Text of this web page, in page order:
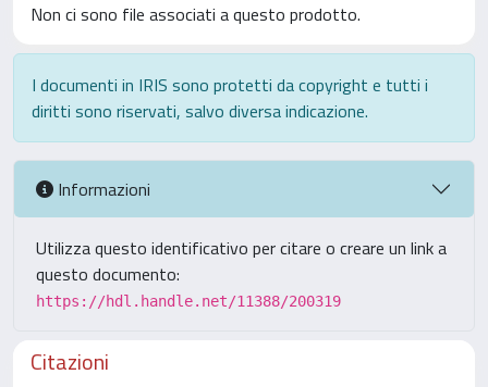
Non ci sono file associati a questo prodotto.
I documenti in IRIS sono protetti da copyright e tutti i
diritti sono riservati, salvo diversa indicazione.
Informazioni
Utilizza questo identificativo per citare o creare un link a
questo documento:
https://hdl.handle.net/11388/200319
Citazioni